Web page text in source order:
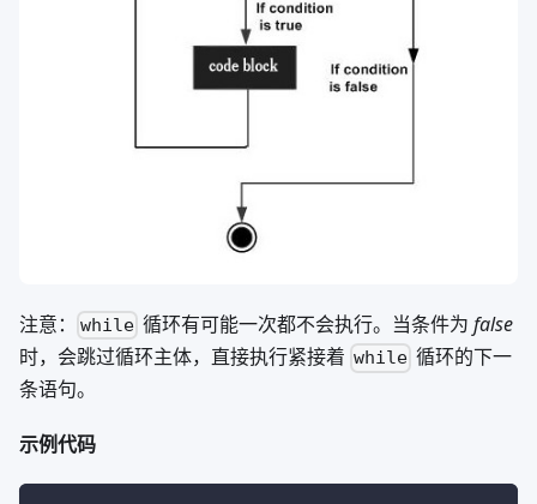
注意： while 循环有可能一次都不会执行。当条件为false
时，会跳过循环主体，直接执行紧接着 while 循环的下一
条语句。
示例代码